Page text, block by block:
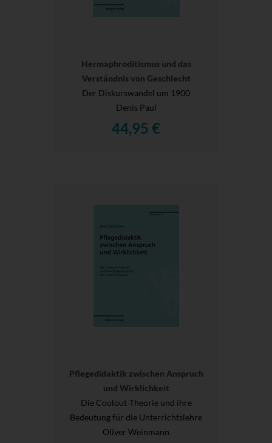
Hermaphroditismus und das
Verständnis von Geschlecht
Der Diskurswandel um 1900
Denis Paul
44,95 €
Pflegedidaktik zwischen Anspruch
und Wirklichkeit
Die Coolout-Theorie und ihre
Bedeutung für die Unterrichtslehre
Oliver Weinmann